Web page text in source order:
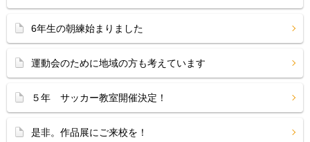
6年生の朝練始まりました
運動会のために地域の方も考えています
５年 サッカー教室開催決定！
是非。作品展にご来校を！